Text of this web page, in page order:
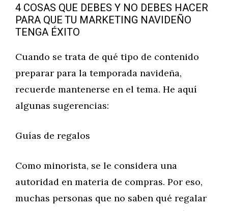
4 COSAS QUE DEBES Y NO DEBES HACER
PARA QUE TU MARKETING NAVIDEÑO
TENGA ÉXITO
Cuando se trata de qué tipo de contenido
preparar para la temporada navideña,
recuerde mantenerse en el tema. He aquí
algunas sugerencias:
Guías de regalos
Como minorista, se le considera una
autoridad en materia de compras. Por eso,
muchas personas que no saben qué regalar